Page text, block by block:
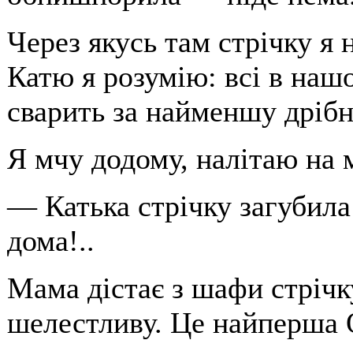
Через якусь там стрічку
Катю я розумію: всі в
сварить за найменшу
Я мчу додому, налітаю на
— Катька стрічку
дома!..
Мама дістає з шафи
шелестливу. Це найперша